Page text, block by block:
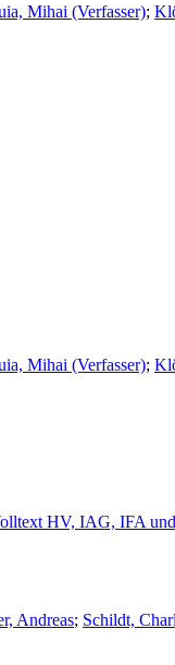
Mihai (Verfasser);
Mihai (Verfasser);
HV, IAG, IFA
Andreas; Schildt,